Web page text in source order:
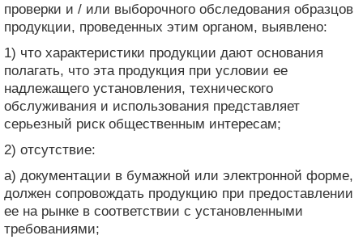
проверки и / или выборочного обследования образцов
продукции, проведенных этим органом, выявлено:
1) что характеристики продукции дают основания
полагать, что эта продукция при условии ее
надлежащего установления, технического
обслуживания и использования представляет
серьезный риск общественным интересам;
2) отсутствие:
а) документации в бумажной или электронной форме,
должен сопровождать продукцию при предоставлении
ее на рынке в соответствии с установленными
требованиями;